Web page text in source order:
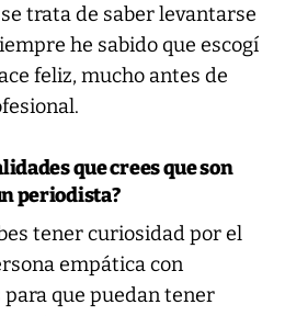
trata de saber levantarse
he sabido que escogí
feliz, mucho antes de
que crees que son
periodista?
tener curiosidad por el
empática con
que puedan tener